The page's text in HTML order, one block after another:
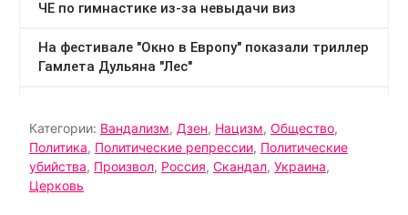
Категории: Вандализм, Дзен, Нацизм, Общество,
Политика, Политические репрессии, Политические
убийства, Произвол, Россия, Скандал, Украина,
Церковь